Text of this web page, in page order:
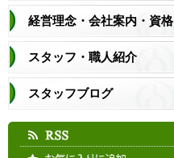
経営理念・会社案内・資格
スタッフ・職人紹介
スタッフブログ